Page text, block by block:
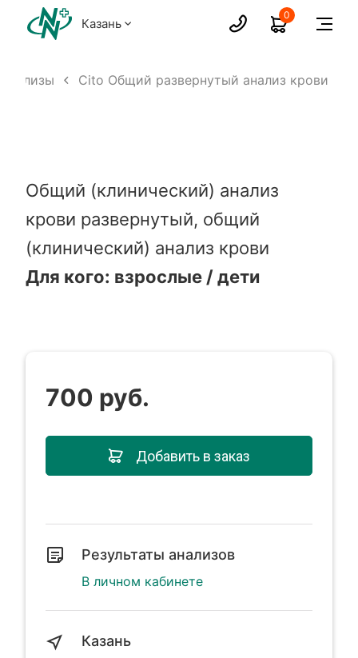
Казань
0
Анализы Cito Общий развернутый анализ крови
Общий (клинический) анализ
крови развернутый, общий
(клинический) анализ крови
Для кого: взрослые / дети
700 руб.
Добавить в заказ
Результаты анализов
В личном кабинете
Казань